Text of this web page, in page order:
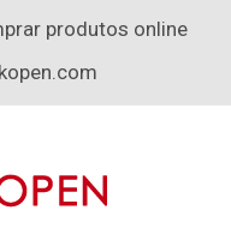
produtos online